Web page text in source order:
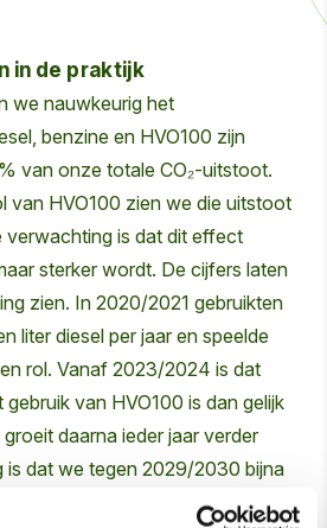
in de praktijk
we nauwkeurig het
benzine en HVO100 zijn
van onze totale CO₂-uitstoot.
van HVO100 zien we die uitstoot
verwachting is dat dit effect
sterker wordt. De cijfers laten
zien. In 2020/2021 gebruikten
liter diesel per jaar en speelde
rol. Vanaf 2023/2024 is dat
van HVO100 is dan gelijk
daarna ieder jaar verder
is dat we tegen 2029/2030 bijna
tanken als diesel.